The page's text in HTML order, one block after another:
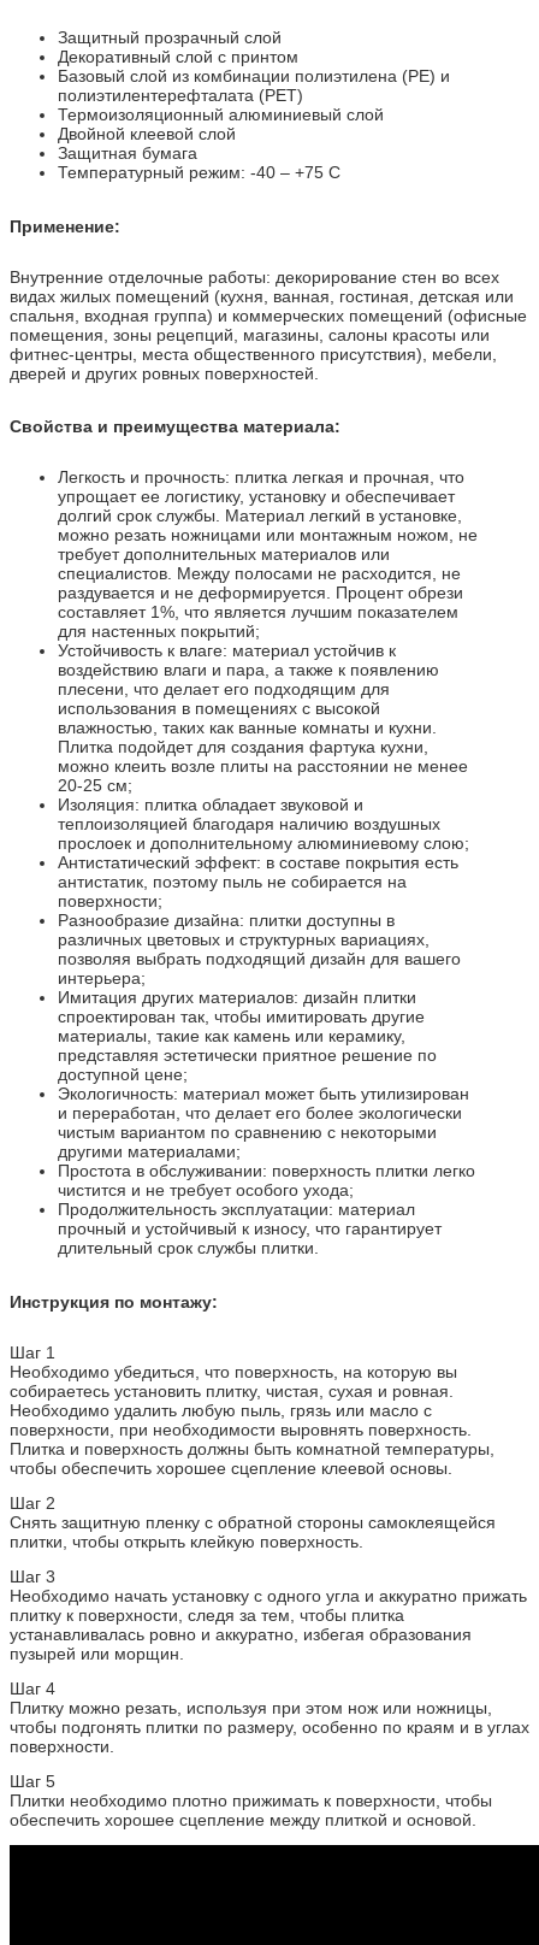
Защитный прозрачный слой
Декоративный слой с принтом
Базовый слой из комбинации полиэтилена (PE) и
полиэтилентерефталата (PET)
Термоизоляционный алюминиевый слой
Двойной клеевой слой
Защитная бумага
Температурный режим: -40 – +75 С
Применение:
Внутренние отделочные работы: декорирование стен во всех
видах жилых помещений (кухня, ванная, гостиная, детская или
спальня, входная группа) и коммерческих помещений (офисные
помещения, зоны рецепций, магазины, салоны красоты или
фитнес-центры, места общественного присутствия), мебели,
дверей и других ровных поверхностей.
Свойства и преимущества материала:
Легкость и прочность: плитка легкая и прочная, что
упрощает ее логистику, установку и обеспечивает
долгий срок службы. Материал легкий в установке,
можно резать ножницами или монтажным ножом, не
требует дополнительных материалов или
специалистов. Между полосами не расходится, не
раздувается и не деформируется. Процент обрези
составляет 1%, что является лучшим показателем
для настенных покрытий;
Устойчивость к влаге: материал устойчив к
воздействию влаги и пара, а также к появлению
плесени, что делает его подходящим для
использования в помещениях с высокой
влажностью, таких как ванные комнаты и кухни.
Плитка подойдет для создания фартука кухни,
можно клеить возле плиты на расстоянии не менее
20-25 см;
Изоляция: плитка обладает звуковой и
теплоизоляцией благодаря наличию воздушных
прослоек и дополнительному алюминиевому слою;
Антистатический эффект: в составе покрытия есть
антистатик, поэтому пыль не собирается на
поверхности;
Разнообразие дизайна: плитки доступны в
различных цветовых и структурных вариациях,
позволяя выбрать подходящий дизайн для вашего
интерьера;
Имитация других материалов: дизайн плитки
спроектирован так, чтобы имитировать другие
материалы, такие как камень или керамику,
представляя эстетически приятное решение по
доступной цене;
Экологичность: материал может быть утилизирован
и переработан, что делает его более экологически
чистым вариантом по сравнению с некоторыми
другими материалами;
Простота в обслуживании: поверхность плитки легко
чистится и не требует особого ухода;
Продолжительность эксплуатации: материал
прочный и устойчивый к износу, что гарантирует
длительный срок службы плитки.
Инструкция по монтажу:
Шаг 1
Необходимо убедиться, что поверхность, на которую вы
собираетесь установить плитку, чистая, сухая и ровная.
Необходимо удалить любую пыль, грязь или масло с
поверхности, при необходимости выровнять поверхность.
Плитка и поверхность должны быть комнатной температуры,
чтобы обеспечить хорошее сцепление клеевой основы.
Шаг 2
Снять защитную пленку с обратной стороны самоклеящейся
плитки, чтобы открыть клейкую поверхность.
Шаг 3
Необходимо начать установку с одного угла и аккуратно прижать
плитку к поверхности, следя за тем, чтобы плитка
устанавливалась ровно и аккуратно, избегая образования
пузырей или морщин.
Шаг 4
Плитку можно резать, используя при этом нож или ножницы,
чтобы подгонять плитки по размеру, особенно по краям и в углах
поверхности.
Шаг 5
Плитки необходимо плотно прижимать к поверхности, чтобы
обеспечить хорошее сцепление между плиткой и основой.